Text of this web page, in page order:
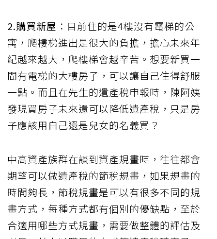
2.購買新屋 ：目前住的是4樓沒有電梯的公
寓，爬樓梯進出是很大的負擔，擔心未來年
紀越來越大，爬樓梯會越辛苦。想要新買一
間有電梯的大樓房子，可以讓自己住得舒服
一點。而且在先生的遺產稅申報時，陳阿姨
發現買房子未來還可以降低遺產稅，只是房
子應該用自己還是兒女的名義買？
中高資產族群在談到資產規畫時，往往都會
期望可以做遺產稅的節稅規畫，如果規畫的
時間夠長，節稅規畫是可以有很多不同的規
畫方式，每種方式都有個別的優缺點，至於
合適用哪些方式規畫，需要做整體的評估及